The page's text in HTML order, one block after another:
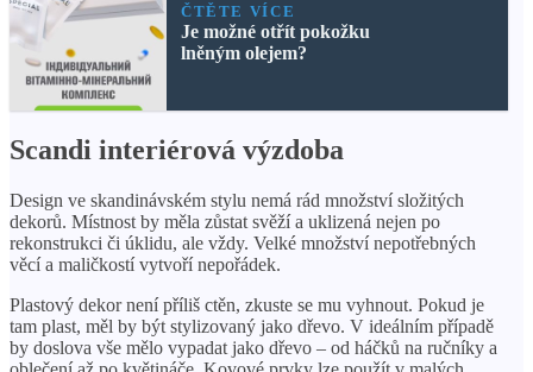
ČTĚTE VÍCE
Je možné otřít pokožku
lněným olejem?
Scandi interiérová výzdoba
Design ve skandinávském stylu nemá rád množství složitých
dekorů. Místnost by měla zůstat svěží a uklizená nejen po
rekonstrukci či úklidu, ale vždy. Velké množství nepotřebných
věcí a maličkostí vytvoří nepořádek.
Plastový dekor není příliš ctěn, zkuste se mu vyhnout. Pokud je
tam plast, měl by být stylizovaný jako dřevo. V ideálním případě
by doslova vše mělo vypadat jako dřevo – od háčků na ručníky a